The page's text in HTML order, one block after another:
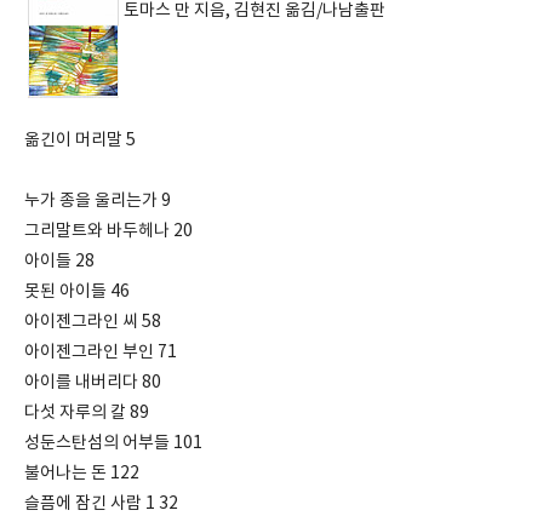
토마스 만 지음, 김현진 옮김/나남출판
옮긴이 머리말 5
누가 종을 울리는가 9
그리말트와 바두헤나 20
아이들 28
못된 아이들 46
아이젠그라인 씨 58
아이젠그라인 부인 71
아이를 내버리다 80
다섯 자루의 칼 89
성둔스탄섬의 어부들 101
불어나는 돈 122
슬픔에 잠긴 사람 1 32